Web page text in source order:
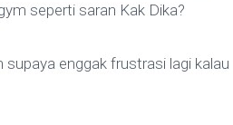
seperti saran Kak Dika?
enggak frustrasi lagi kalau